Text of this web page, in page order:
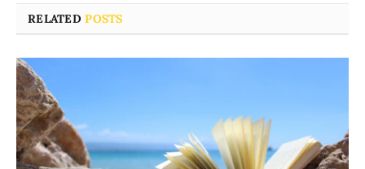
RELATEDPOSTS